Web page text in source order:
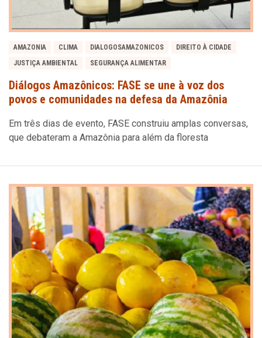
AMAZONIA CLIMA DIALOGOSAMAZONICOS
DIREITO À CIDADE
JUSTIÇA AMBIENTAL
SEGURANÇA ALIMENTAR
Diálogos Amazônicos: FASE se une à voz dos
povos e comunidades na defesa da Amazônia
Em três dias de evento, FASE construiu amplas conversas,
que debateram a Amazônia para além da floresta